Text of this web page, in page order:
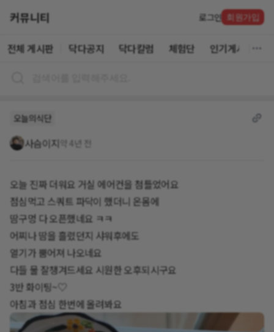
커뮤니티 로그인 회원가입
전체 게시판 닥다공지 닥다칼럼 체험단 인기게시글
오늘의식단
사슴이지 약 4년 전
오늘 진짜 더워요 거실 에어컨을 첨틀었어요
점심먹고 스쿼트 파닥이 했더니 온몸에
땀구멍 다 오픈했네요 ㅋㅋ
어찌나 땀을 흘렸던지 샤워후에도
열기가 뿜어져 나오네요
다들 물 잘챙겨드세요 시원한 오후되시구요
3반 화이팅~♡
아침과 점심 한번에 올려봐요